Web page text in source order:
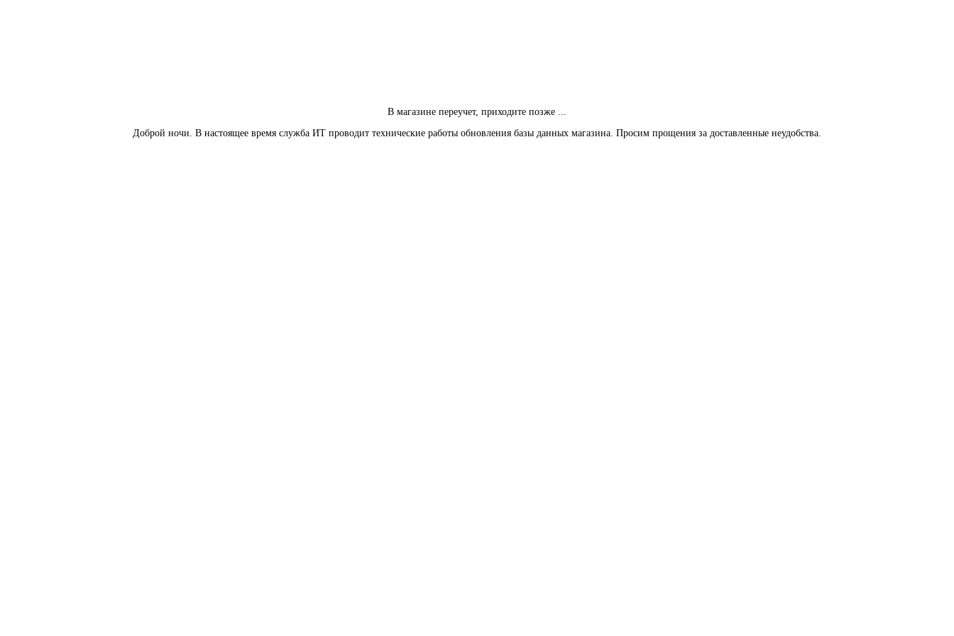
В магазине переучет, приходите позже ...
Доброй ночи. В настоящее время служба ИТ проводит технические работы обновления базы данных магазина. Просим прощения за доставленные неудобства.